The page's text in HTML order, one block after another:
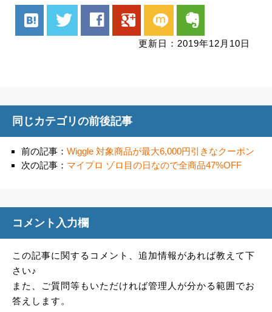
hatenabookmark twitter facebook google mixi evernote
更新日：2019年12月10日
同じカテゴリの前後記事
前の記事： Wiggle 対象商品が最大6,000円引きなクーポン
次の記事： マイプロ ゾロ目の日なので全商品47%OFF
コメント入力欄
この記事に関するコメント、追加情報があれば教えて下
さい♪
また、ご質問等もいただければ管理人が分かる範囲でお
答えします。